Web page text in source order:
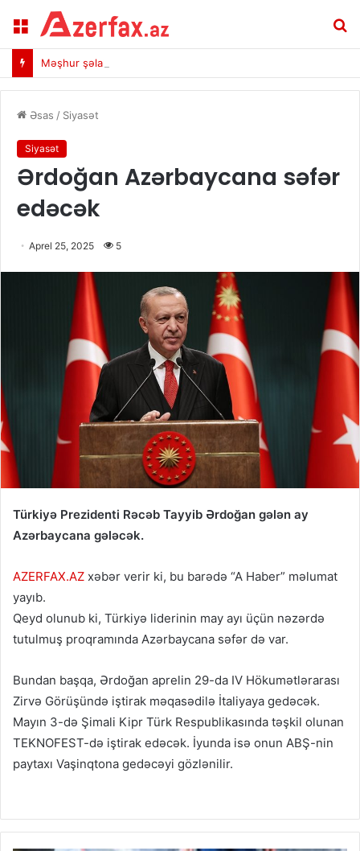
Menu
Məşhur şəlaləyə gedən yola buna görə şlaqbaum qoyulub
Əsas / Siyasət
Siyasət
Ərdoğan Azərbaycana səfər
edəcək
Aprel 25, 2025 5
Türkiyə Prezidenti Rəcəb Tayyib Ərdoğan gələn ay
Azərbaycana gələcək.
AZERFAX.AZ xəbər verir ki, bu barədə “A Haber” məlumat
yayıb.
Qeyd olunub ki, Türkiyə liderinin may ayı üçün nəzərdə
tutulmuş proqramında Azərbaycana səfər də var.
Bundan başqa, Ərdoğan aprelin 29-da IV Hökumətlərarası
Zirvə Görüşündə iştirak məqasədilə İtaliyaya gedəcək.
Mayın 3-də Şimali Kipr Türk Respublikasında təşkil olunan
TEKNOFEST-də iştirak edəcək. İyunda isə onun ABŞ-nin
paytaxı Vaşinqtona gedəcəyi gözlənilir.